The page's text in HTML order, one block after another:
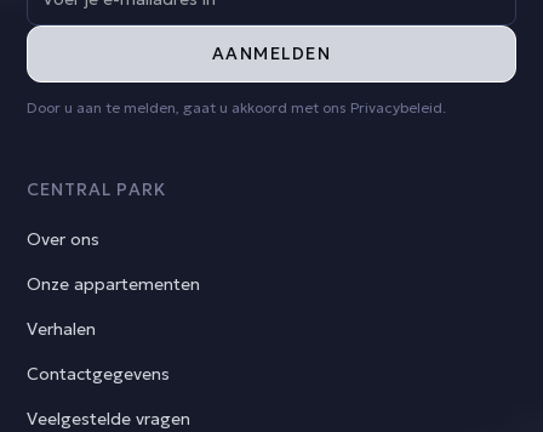
Door u aan te melden, gaat u akkoord met ons Privacybeleid.
CENTRAL PARK
Over ons
Onze appartementen
Verhalen
Contactgegevens
Veelgestelde vragen